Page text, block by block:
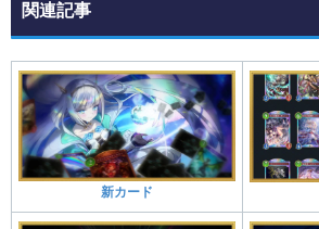
関連記事
新カード